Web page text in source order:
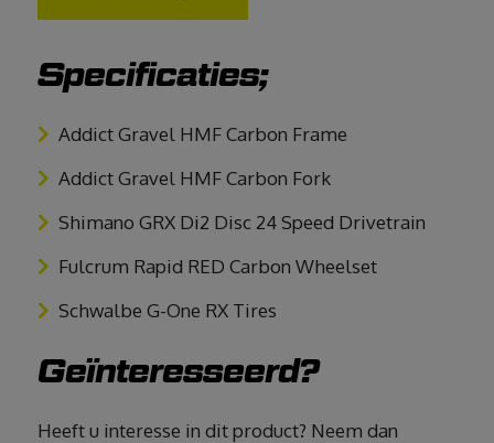
Specificaties;
Addict Gravel HMF Carbon Frame
Addict Gravel HMF Carbon Fork
Shimano GRX Di2 Disc 24 Speed Drivetrain
Fulcrum Rapid RED Carbon Wheelset
Schwalbe G-One RX Tires
Geïnteresseerd?
Heeft u interesse in dit product? Neem dan